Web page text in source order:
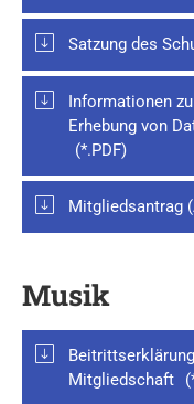
Satzung des
Informationen
Erhebung von
Mitgliedsantrag
Musik
Mitgliedschaft